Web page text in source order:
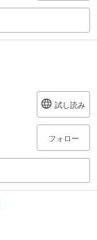
試し読み
フォロー